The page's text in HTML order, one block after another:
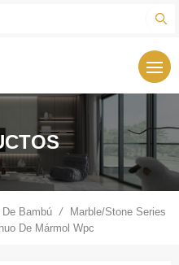
Bambú /
Marble/Stone Series
De Mármol Wpc